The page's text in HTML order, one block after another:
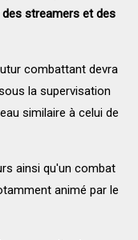
streamers et des
combattant devra
la supervisation
similaire à celui de
ainsi qu'un combat
animé par le